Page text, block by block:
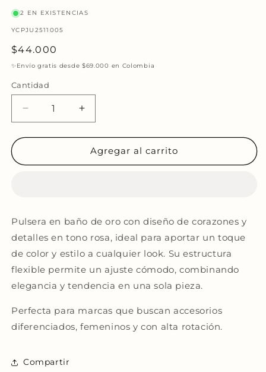
2 EN EXISTENCIAS
SKU:
YCPJU2511005
Precio
habitual
$44.000
✨Envío gratis desde $69.000 en Colombia
Cantidad
Reducir
cantidad
para
Corazones
Oro
Aumentar
cantidad
para
Pulsera
Corazones
Oro
Agregar al carrito
Pulsera en baño de oro con diseño de corazones y
detalles en tono rosa, ideal para aportar un toque
de color y estilo a cualquier look. Su estructura
flexible permite un ajuste cómodo, combinando
elegancia y tendencia en una sola pieza.
Perfecta para marcas que buscan accesorios
diferenciados, femeninos y con alta rotación.
Compartir